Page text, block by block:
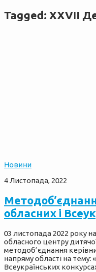
Tagged: XXVII
Новини
4 Листопада, 2022
обласних і
03 листопада 2022 року
обласного центру
методоб’єднання
напряму області на тему:
Всеукраїнських